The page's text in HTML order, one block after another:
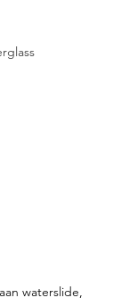
waterslide,